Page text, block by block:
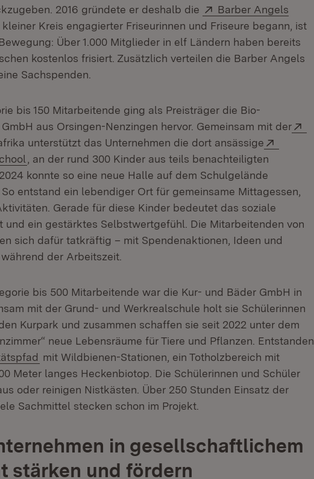
2016 gründete er deshalb die
Extern:
Barber Angels
neuem Fenster)
kleiner Kreis engagierter Friseurinnen und Friseure begann, ist
Über 1.000 Mitglieder in elf Ländern haben bereits
kostenlos frisiert. Zusätzlich verteilen die Barber Angels
Sachspenden.
bis 150 Mitarbeitende ging als Preisträger die Bio-
aus Orsingen-Nenzingen hervor. Gemeinsam mit der
neuem Fenster)
unterstützt das Unternehmen die dort ansässige
(Öffnet in neuem Fenster)
, an der rund 300 Kinder aus teils benachteiligten
konnte so eine neue Halle auf dem Schulgelände
entstand ein lebendiger Ort für gemeinsame Mittagessen,
Gerade für diese Kinder bedeutet das soziale
und ein gestärktes Selbstwertgefühl. Die Mitarbeitenden von
sich dafür tatkräftig – mit Spendenaktionen, Ideen und
der Arbeitszeit.
bis 500 Mitarbeitende war die Kur- und Bäder GmbH in
mit der Grund- und Werkrealschule holt sie Schülerinnen
Kurpark und zusammen schaffen sie seit 2022 unter dem
neue Lebensräume für Tiere und Pflanzen. Entstanden
(Öffnet in neuem Fenster)
mit Wildbienen-Stationen, ein Totholzbereich mit
Meter langes Heckenbiotop. Die Schülerinnen und Schüler
oder reinigen Nistkästen. Über 250 Stunden Einsatz der
Sachmittel stecken schon im Projekt.
in gesellschaftlichem
stärken und fördern